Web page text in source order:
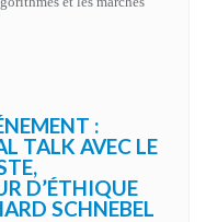
:
TALK AVEC LE
D’ÉTHIQUE
SCHNEBEL